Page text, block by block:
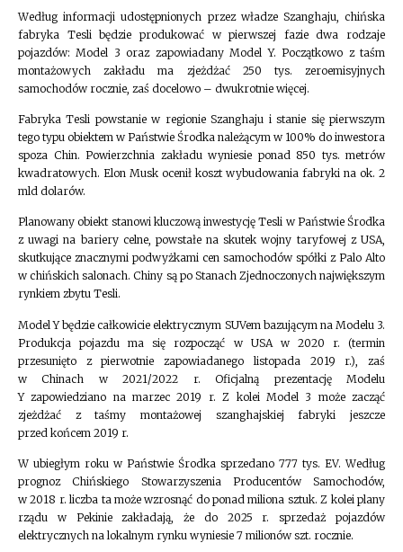
Według informacji udostępnionych przez władze Szanghaju, chińska
fabryka Tesli będzie produkować w pierwszej fazie dwa rodzaje
pojazdów: Model 3 oraz zapowiadany Model Y. Początkowo z taśm
montażowych zakładu ma zjeżdżać 250 tys. zeroemisyjnych
samochodów rocznie, zaś docelowo – dwukrotnie więcej.
Fabryka Tesli powstanie w regionie Szanghaju i stanie się pierwszym
tego typu obiektem w Państwie Środka należącym w 100% do inwestora
spoza Chin. Powierzchnia zakładu wyniesie ponad 850 tys. metrów
kwadratowych. Elon Musk ocenił koszt wybudowania fabryki na ok. 2
mld dolarów.
Planowany obiekt stanowi kluczową inwestycję Tesli w Państwie Środka
z uwagi na bariery celne, powstałe na skutek wojny taryfowej z USA,
skutkujące znacznymi podwyżkami cen samochodów spółki z Palo Alto
w chińskich salonach. Chiny są po Stanach Zjednoczonych największym
rynkiem zbytu Tesli.
Model Y będzie całkowicie elektrycznym SUVem bazującym na Modelu 3.
Produkcja pojazdu ma się rozpocząć w USA w 2020 r. (termin
przesunięto z pierwotnie zapowiadanego listopada 2019 r.), zaś
w Chinach w 2021/2022 r. Oficjalną prezentację Modelu
Y zapowiedziano na marzec 2019 r. Z kolei Model 3 może zacząć
zjeżdżać z taśmy montażowej szanghajskiej fabryki jeszcze
przed końcem 2019 r.
W ubiegłym roku w Państwie Środka sprzedano 777 tys. EV. Według
prognoz Chińskiego Stowarzyszenia Producentów Samochodów,
w 2018 r. liczba ta może wzrosnąć do ponad miliona sztuk. Z kolei plany
rządu w Pekinie zakładają, że do 2025 r. sprzedaż pojazdów
elektrycznych na lokalnym rynku wyniesie 7 milionów szt. rocznie.